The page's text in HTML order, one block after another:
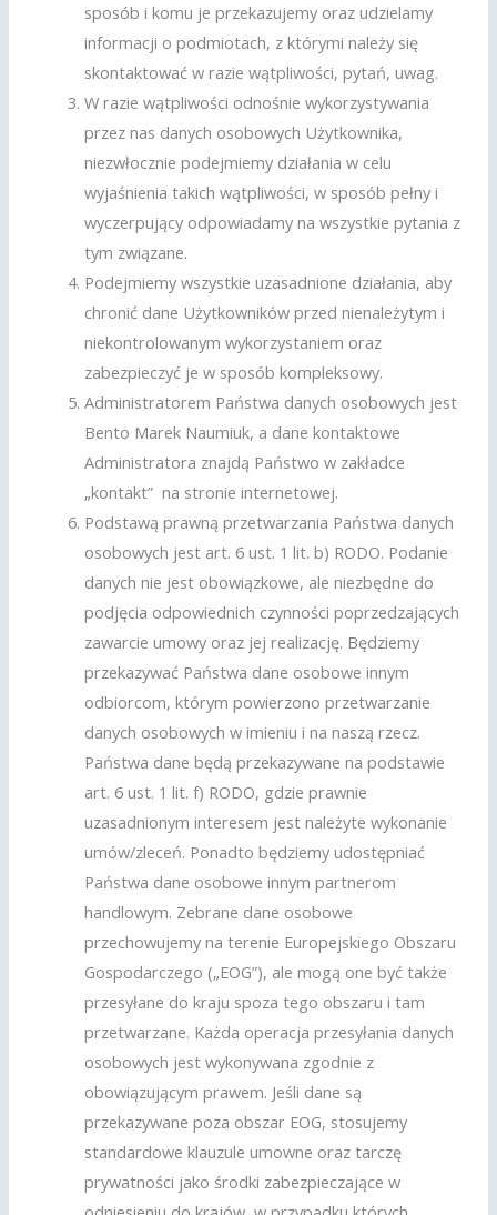
sposób i komu je przekazujemy oraz udzielamy
informacji o podmiotach, z którymi należy się
skontaktować w razie wątpliwości, pytań, uwag.
W razie wątpliwości odnośnie wykorzystywania
przez nas danych osobowych Użytkownika,
niezwłocznie podejmiemy działania w celu
wyjaśnienia takich wątpliwości, w sposób pełny i
wyczerpujący odpowiadamy na wszystkie pytania z
tym związane.
Podejmiemy wszystkie uzasadnione działania, aby
chronić dane Użytkowników przed nienależytym i
niekontrolowanym wykorzystaniem oraz
zabezpieczyć je w sposób kompleksowy.
Administratorem Państwa danych osobowych jest
Bento Marek Naumiuk, a dane kontaktowe
Administratora znajdą Państwo w zakładce
„kontakt” na stronie internetowej.
Podstawą prawną przetwarzania Państwa danych
osobowych jest art. 6 ust. 1 lit. b) RODO. Podanie
danych nie jest obowiązkowe, ale niezbędne do
podjęcia odpowiednich czynności poprzedzających
zawarcie umowy oraz jej realizację. Będziemy
przekazywać Państwa dane osobowe innym
odbiorcom, którym powierzono przetwarzanie
danych osobowych w imieniu i na naszą rzecz.
Państwa dane będą przekazywane na podstawie
art. 6 ust. 1 lit. f) RODO, gdzie prawnie
uzasadnionym interesem jest należyte wykonanie
umów/zleceń. Ponadto będziemy udostępniać
Państwa dane osobowe innym partnerom
handlowym. Zebrane dane osobowe
przechowujemy na terenie Europejskiego Obszaru
Gospodarczego („EOG”), ale mogą one być także
przesyłane do kraju spoza tego obszaru i tam
przetwarzane. Każda operacja przesyłania danych
osobowych jest wykonywana zgodnie z
obowiązującym prawem. Jeśli dane są
przekazywane poza obszar EOG, stosujemy
standardowe klauzule umowne oraz tarczę
prywatności jako środki zabezpieczające w